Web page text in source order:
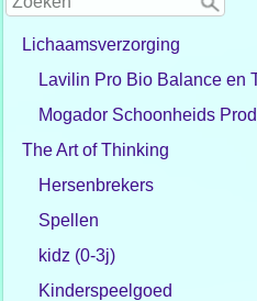
Lichaamsverzorging
Lavilin Pro Bio Balance en
Mogador Schoonheids
The Art of Thinking
Hersenbrekers
Spellen
kidz (0-3j)
Kinderspeelgoed